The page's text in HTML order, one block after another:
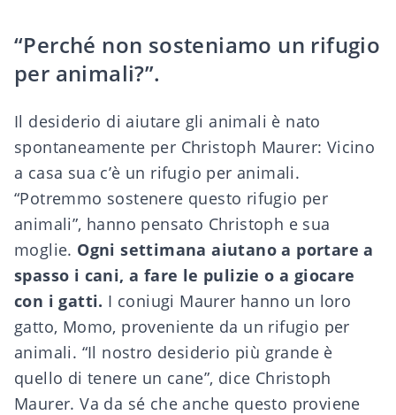
“Perché non sosteniamo un rifugio
per animali?”.
Il desiderio di aiutare gli animali è nato
spontaneamente per Christoph Maurer: Vicino
a casa sua c’è un rifugio per animali.
“Potremmo sostenere questo rifugio per
animali”, hanno pensato Christoph e sua
moglie. Ogni settimana aiutano a portare a
spasso i cani, a fare le pulizie o a giocare
con i gatti. I coniugi Maurer hanno un loro
gatto, Momo, proveniente da un rifugio per
animali. “Il nostro desiderio più grande è
quello di tenere un cane”, dice Christoph
Maurer. Va da sé che anche questo proviene